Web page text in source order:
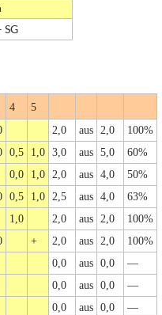
SG
4
5
2,0 aus 2,0
100%
0,5 1,0 3,0 aus 5,0
60%
0,0 1,0 2,0 aus 4,0
50%
0,5 1,0 2,5 aus 4,0
63%
1,0 2,0 aus 2,0
100%
+ 2,0 aus 2,0
100%
0,0 aus 0,0
—
0,0 aus 0,0
—
0,0 aus 0,0
—